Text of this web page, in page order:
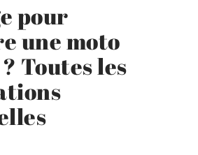
pour
une moto
Toutes les